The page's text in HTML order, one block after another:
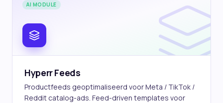
AI MODULE
Hyperr Feeds
Productfeeds geoptimaliseerd voor Meta / TikTok /
Reddit catalog-ads. Feed-driven templates voor